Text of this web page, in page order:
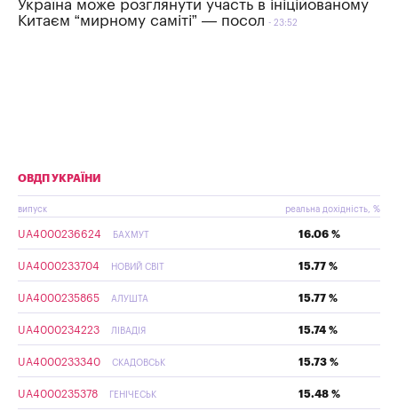
Україна може розглянути участь в ініційованому
Китаєм “мирному саміті” — посол
23:52
ОВДП УКРАЇНИ
випуск реальна дохідність, %
UA4000236624 БАХМУТ 16.06 %
UA4000233704 НОВИЙ СВІТ 15.77 %
UA4000235865 АЛУШТА 15.77 %
UA4000234223 ЛІВАДІЯ 15.74 %
UA4000233340 СКАДОВСЬК 15.73 %
UA4000235378 ГЕНІЧЕСЬК 15.48 %